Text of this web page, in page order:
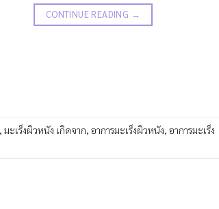
CONTINUE READING →
มะเร็งผิวหนัง เกิดจาก อาการมะเร็งผิวหนัง อาการมะเร็ง